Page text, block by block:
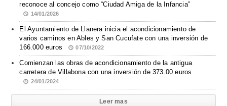
reconoce al concejo como “Ciudad Amiga de la Infancia”
14/01/2026
El Ayuntamiento de Llanera inicia el acondicionamiento de
varios caminos en Ables y San Cucufate con una inversión de
166.000 euros
07/10/2022
Comienzan las obras de acondicionamiento de la antigua
carretera de Villabona con una inversión de 373.00 euros
24/01/2024
Leer mas